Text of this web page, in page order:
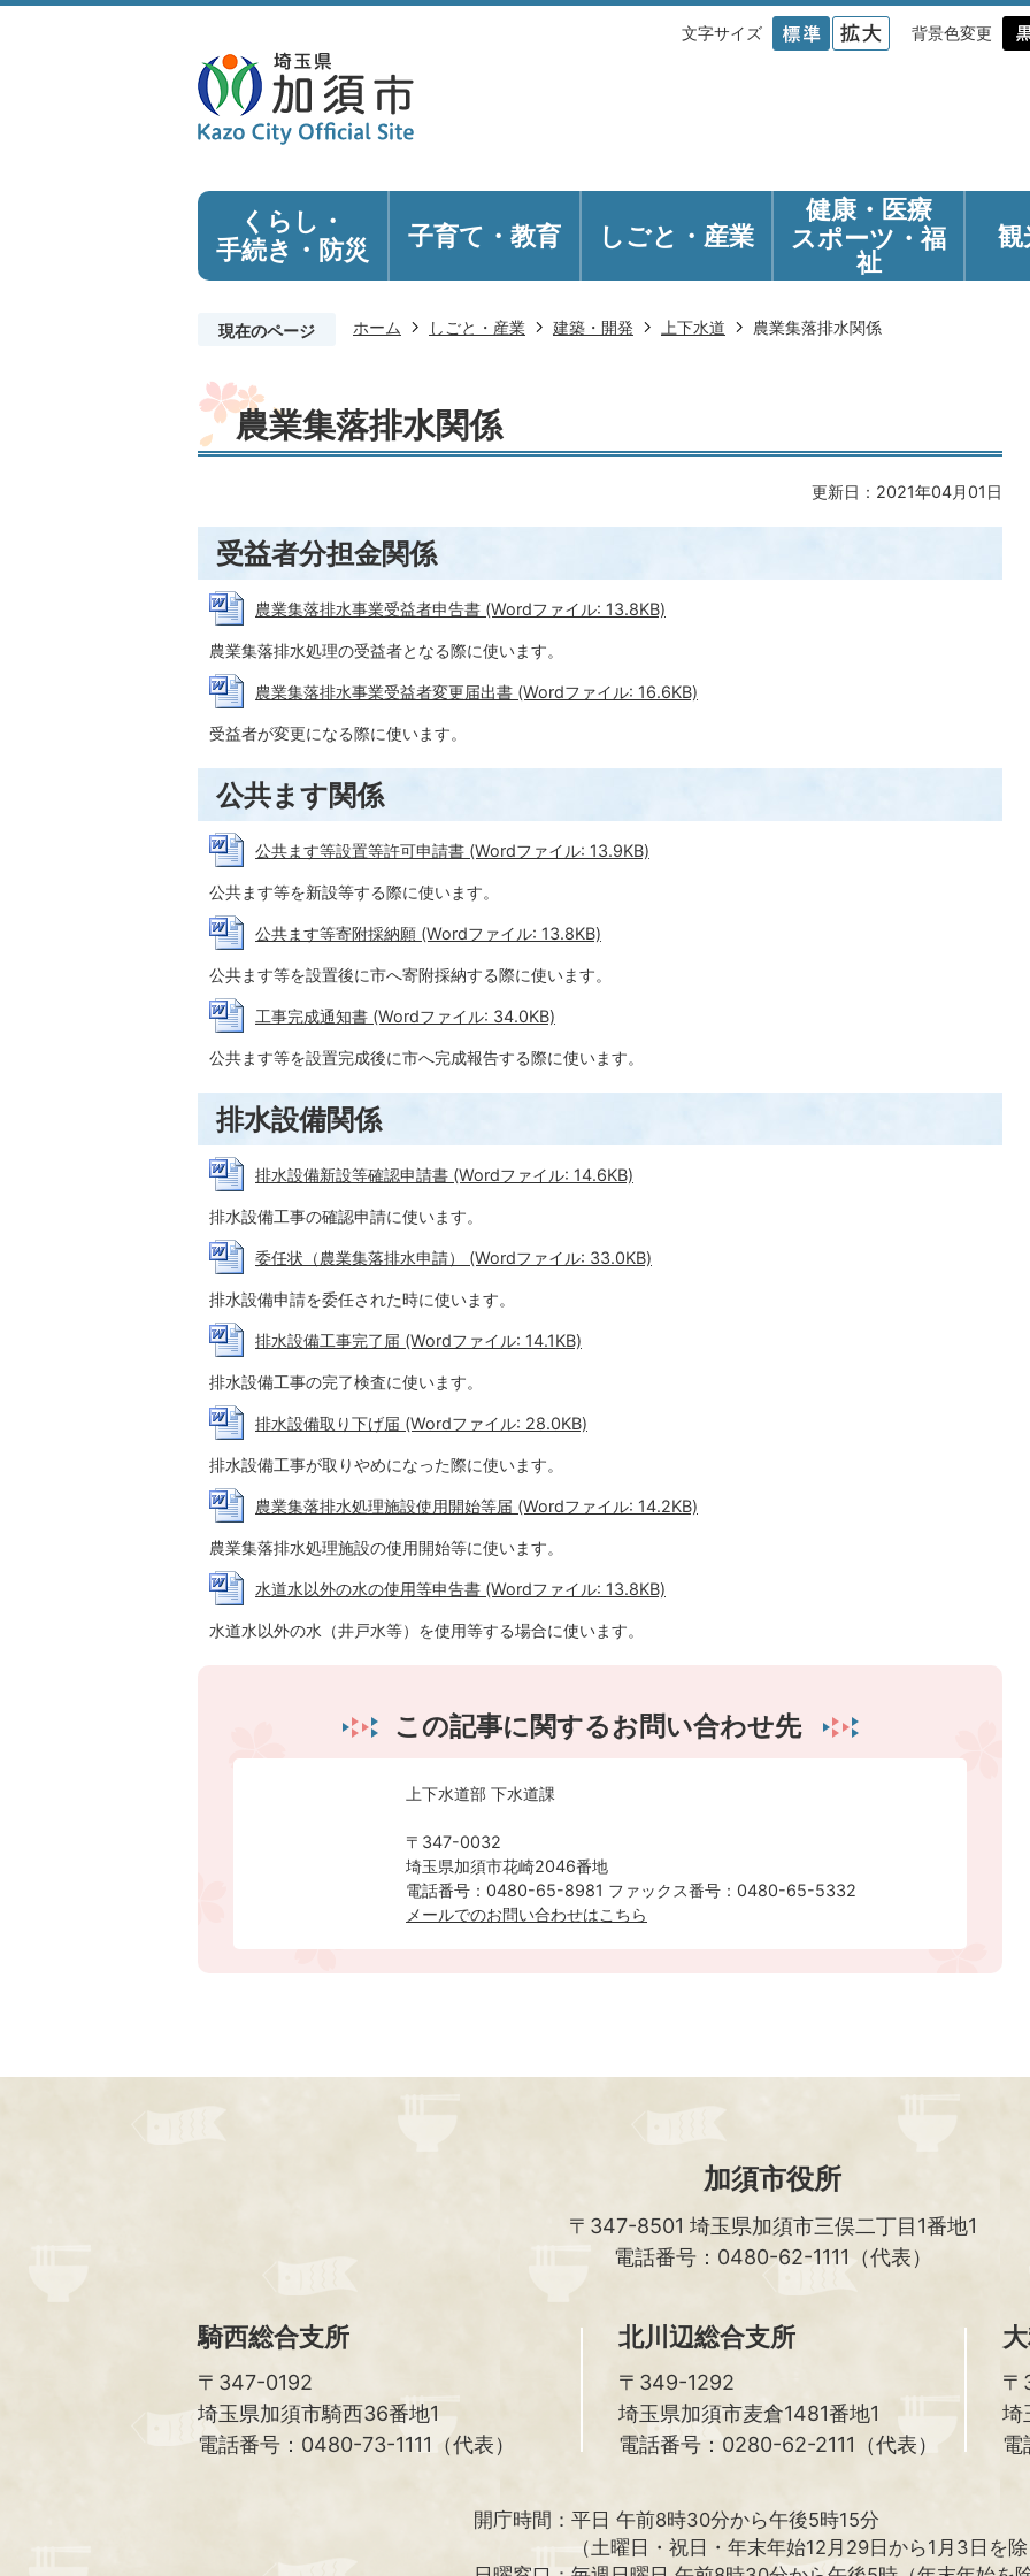
文字サイズ 背景色変更
くらし・
手続き ・防災 子育て・教育 しごと・産業
健康・医療
スポーツ・福
祉
観
現在のページ ホーム しごと・産業 建築・開発 上下水道 農業集落排水関係
農業集落排水関係
更新日：2021年04月01日
受益者分担金関係
農業集落排水事業受益者申告書 (Wordファイル: 13.8KB)
農業集落排水処理の受益者となる際に使います。
農業集落排水事業受益者変更届出書 (Wordファイル: 16.6KB)
受益者が変更になる際に使います。
公共ます関係
公共ます等設置等許可申請書 (Wordファイル: 13.9KB)
公共ます等を新設等する際に使います。
公共ます等寄附採納願 (Wordファイル: 13.8KB)
公共ます等を設置後に市へ寄附採納する際に使います。
工事完成通知書 (Wordファイル: 34.0KB)
公共ます等を設置完成後に市へ完成報告する際に使います。
排水設備関係
排水設備新設等確認申請書 (Wordファイル: 14.6KB)
排水設備工事の確認申請に使います。
委任状（農業集落排水申請） (Wordファイル: 33.0KB)
排水設備申請を委任された時に使います。
排水設備工事完了届 (Wordファイル: 14.1KB)
排水設備工事の完了検査に使います。
排水設備取り下げ届 (Wordファイル: 28.0KB)
排水設備工事が取りやめになった際に使います。
農業集落排水処理施設使用開始等届 (Wordファイル: 14.2KB)
農業集落排水処理施設の使用開始等に使います。
水道水以外の水の使用等申告書 (Wordファイル: 13.8KB)
水道水以外の水（井戸水等）を使用等する場合に使います。
この記事に関するお問い合わせ先
上下水道部 下水道課
〒347-0032
埼玉県加須市花崎2046番地
電話番号：0480-65-8981 ファックス番号：0480-65-5332
メールでのお問い合わせはこちら
加須市役所
〒347-8501 埼玉県加須市三俣二丁目1番地1
電話番号：0480-62-1111（代表）
騎西総合支所
〒347-0192
埼玉県加須市騎西36番地1
電話番号：0480-73-1111（代表）
北川辺総合支所
〒349-1292
埼玉県加須市麦倉1481番地1
電話番号：0280-62-2111（代表）
〒
埼
電
開庁時間： 平日 午前8時30分から午後5時15分
（土曜日・祝日・年末年始12月29日から1月3日を